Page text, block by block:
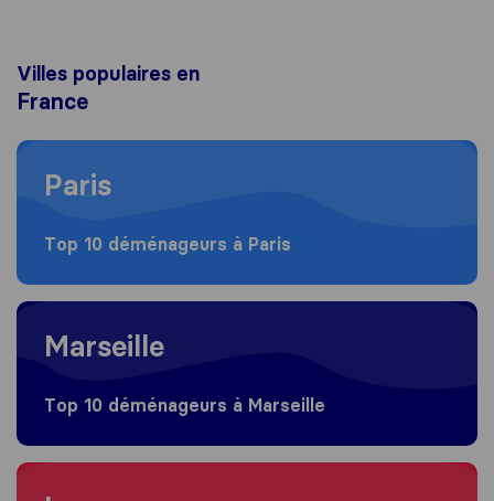
Villes populaires en
France
Moving to Paris
Paris
Top 10 déménageurs à Paris
Moving to Marseille
Marseille
Top 10 déménageurs à Marseille
Moving to Lyon